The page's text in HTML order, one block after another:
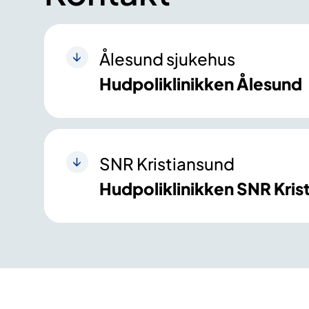
Ålesund sjukehus
Hudpoliklinikken Ålesund
SNR Kristiansund
Hudpoliklinikken SNR